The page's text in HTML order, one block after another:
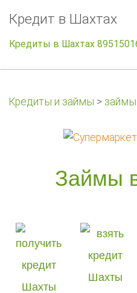
Кредит в Шахтах
Кредиты в Шахтах
Кредиты и займы >
Займы